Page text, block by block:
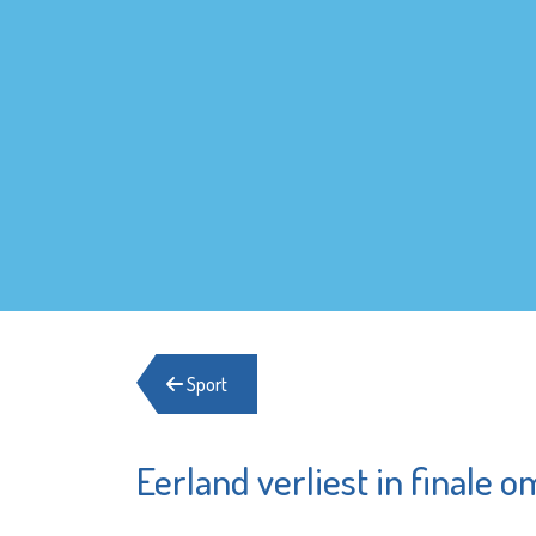
Sport
Eerland verliest in finale
Het Schiedams
Boekhuis
Pointer